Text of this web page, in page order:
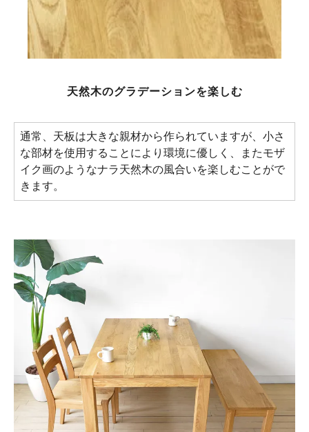
天然木のグラデーションを楽しむ
通常、天板は大きな親材から作られていますが、小さ
な部材を使用することにより環境に優しく、またモザ
イク画のようなナラ天然木の風合いを楽しむことがで
きます。